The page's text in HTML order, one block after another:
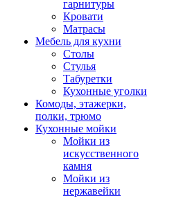
гарнитуры
Кровати
Матрасы
Мебель для кухни
Столы
Стулья
Табуретки
Кухонные уголки
Комоды, этажерки,
полки, трюмо
Кухонные мойки
Мойки из
искусственного
камня
Мойки из
нержавейки